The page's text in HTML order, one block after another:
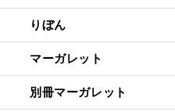
りぼん
マーガレット
別冊マーガレット